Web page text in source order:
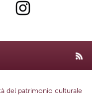
del patrimonio culturale